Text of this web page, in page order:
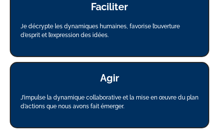
Faciliter
Je décrypte les dynamiques humaines, favorise l’ouverture
d’esprit et l’expression des idées.
Agir
J’impulse la dynamique collaborative et la mise en œuvre du plan
d’actions que nous avons fait émerger.